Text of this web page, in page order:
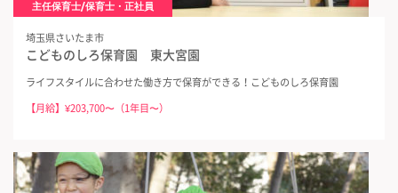
主任保育士/保育士・正社員
埼玉県さいたま市
こどものしろ保育園 東大宮園
ライフスタイルに合わせた働き方で保育ができる！こどものしろ保育園
【月給】¥203,700〜（1年目〜）